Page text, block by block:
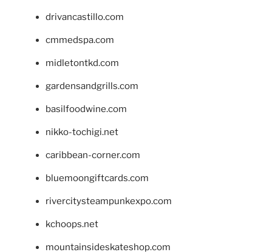
drivancastillo.com
cmmedspa.com
midletontkd.com
gardensandgrills.com
basilfoodwine.com
nikko-tochigi.net
caribbean-corner.com
bluemoongiftcards.com
rivercitysteampunkexpo.com
kchoops.net
mountainsideskateshop.com